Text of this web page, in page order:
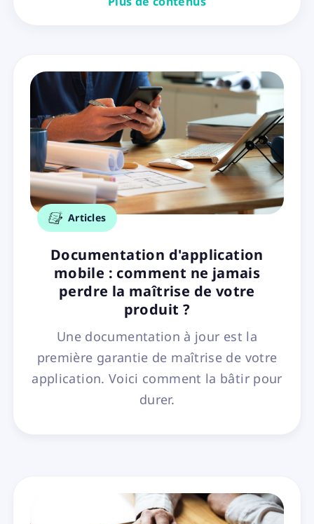
Articles
Documentation d'application
mobile : comment ne jamais
perdre la maîtrise de votre
produit ?
Une documentation à jour est la
première garantie de maîtrise de votre
application. Voici comment la bâtir pour
durer.